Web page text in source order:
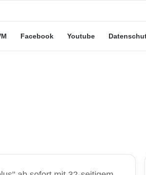
Trick oder echte Vorteile?
Facebook Youtube